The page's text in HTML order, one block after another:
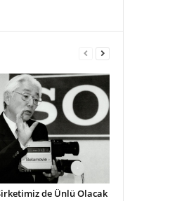
de Ünlü Olacak